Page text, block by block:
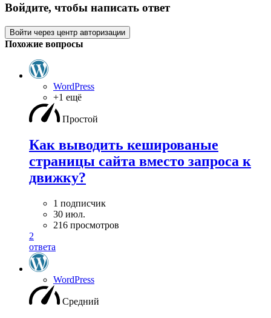
Войдите, чтобы написать ответ
Войти через центр авторизации
Похожие вопросы
WordPress
+1 ещё
Простой
Как выводить кешированые
страницы сайта вместо запроса к
движку?
1 подписчик
30 июл.
216 просмотров
2
ответа
WordPress
Средний